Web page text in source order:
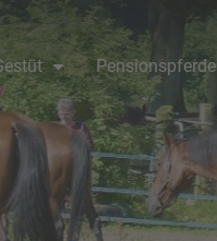
Pensionspferde